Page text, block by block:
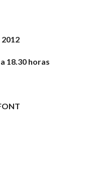
2012
18.30 horas